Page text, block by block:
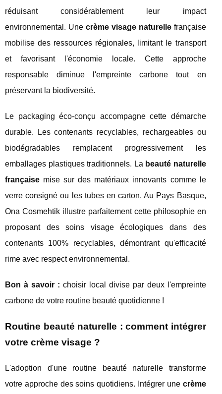
réduisant considérablement leur impact
environnemental. Une crème visage naturellefrançaise
mobilise des ressources régionales, limitant le transport
et favorisant l'économie locale. Cette approche
responsable diminue l'empreinte carbone tout en
préservant la biodiversité.
Le packaging éco-conçu accompagne cette démarche
durable. Les contenants recyclables, rechargeables ou
biodégradables remplacent progressivement les
emballages plastiques traditionnels. La beauté naturelle
française mise sur des matériaux innovants comme le
verre consigné ou les tubes en carton. Au Pays Basque,
Ona Cosmehtik illustre parfaitement cette philosophie en
proposant des soins visage écologiques dans des
contenants 100% recyclables, démontrant qu'efficacité
rime avec respect environnemental.
Bon à savoir : choisir local divise par deux l'empreinte
carbone de votre routine beauté quotidienne !
Routine beauté naturelle : comment intégrer
votre crème visage ?
L'adoption d'une routine beauté naturelle transforme
votre approche des soins quotidiens. Intégrer une crème